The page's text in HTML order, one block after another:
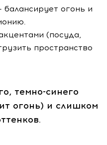
огонь и
(посуда,
пространство
темно-синего
огонь) и слишком